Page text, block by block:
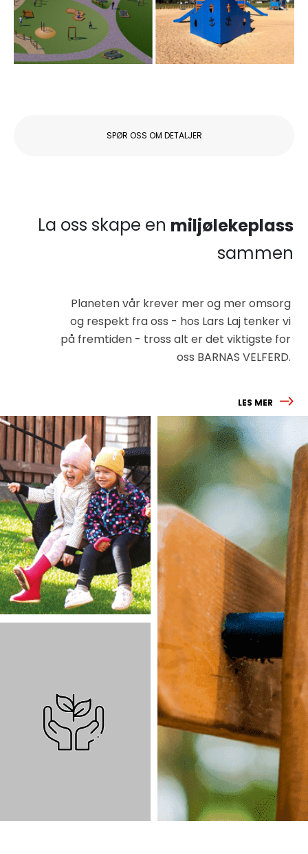
SPØR OSS OM DETALJER
La oss skape en miljølekeplass
sammen
Planeten vår krever mer og mer omsorg
og respekt fra oss - hos Lars Laj tenker vi
på fremtiden - tross alt er det viktigste for
oss BARNAS VELFERD.
LES MER